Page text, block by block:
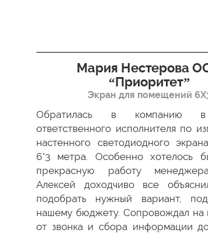
Мария Нестерова
“Приоритет”
Экран для помещений
Обратилась в компанию в
ответственного исполнителя по
настенного светодиодного
6*3 метра. Особенно хотелось
прекрасную работу
Алексей доходчиво все
подобрать нужный вариант,
нашему бюджету. Сопровождал на
от звонка и сбора информации